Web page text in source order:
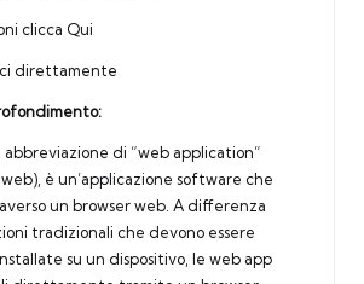
clicca Qui
direttamente
abbreviazione di “web application”
è un’applicazione software che
un browser web. A differenza
tradizionali che devono essere
su un dispositivo, le web app